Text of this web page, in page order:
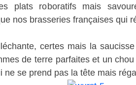
plats roboratifs mais
nos brasseries françaises qui
certes mais la
de terre parfaites et un
ne se prend pas la tête mais